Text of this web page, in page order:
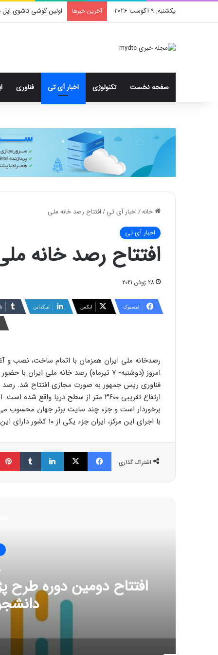
یکشنبه, 9 آگوست 2026 آخرین خبرها محدودیت جدید
صفحه نخست تکنولوژی اخبار آی تی فناوری
خانه/اخبار آی تی/افتتاح رصد خانه ملی
اخبار آی تی
افتتاح رصد خانه
28 ژوئن 2021
فیسبوک ایکس لینکداین
رصدخانه ملی ایران همزمان با اتمام ساخت، نصب و
امروز (دوشنبه- ۷ تیرماه) رصد خانه ملی
فناوری ریس جمهور به صورت مجازی افتتاح شد. رصد
ارتفاع تقریبی ۳۶۰۰ متر از سطح دریا
برخوردار است و جزء چند سایت برتر جهان محسوب
با اجرای این مرکز، ایران جزء یکی از ۱۰ کشور دارای این تجهیزات می شود.
اشتراک گذاری
فیسبوک ایکس لینکداین تامبلر
6
افتتاح دومین دوره طرح